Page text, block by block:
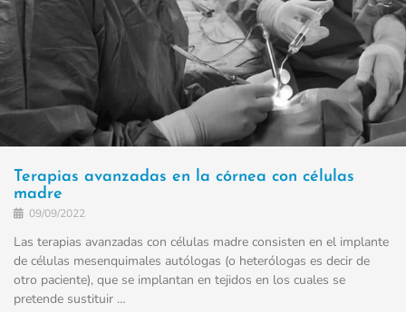
Terapias avanzadas en la córnea con células
madre
09/09/2022
Las terapias avanzadas con células madre consisten en el implante
de células mesenquimales autólogas (o heterólogas es decir de
otro paciente), que se implantan en tejidos en los cuales se
pretende sustituir …